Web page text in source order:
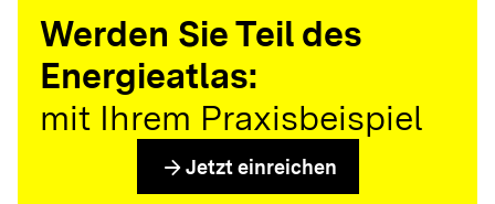
Werden Sie Teil des
Energieatlas:
mit Ihrem Praxisbeispiel
arrow_forward Jetzt einreichen